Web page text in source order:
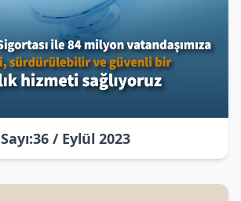
Sayı:36 / Eylül 2023